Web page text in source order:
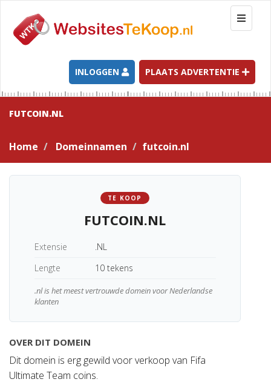
T
o
g
l
e
n
a
t
INLOGGEN PLAATS ADVERTENTIE
FUTCOIN.NL
Home Domeinnamen futcoin.nl
TE KOOP
FUTCOIN.NL
Extensie
.NL
Lengte
10 tekens
.nl is het meest vertrouwde domein voor Nederlandse
klanten
OVER DIT DOMEIN
Dit domein is erg gewild voor verkoop van Fifa
Ultimate Team coins.